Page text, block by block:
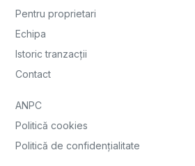
Pentru proprietari
Echipa
Istoric tranzacții
Contact
ANPC
Politică cookies
Politică de confidențialitate